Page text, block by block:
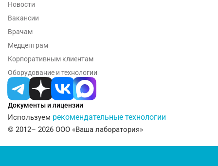
Новосибирск
Одинцово
Омск
Оренбург
Орехово-Зуево
Документы и лицензии
Используем рекомендательные технологии
© 2012– 2026 ООО «Ваша лаборатория»
Новости
Вакансии
Врачам
Медцентрам
Корпоративным клиентам
Оборудование и технологии